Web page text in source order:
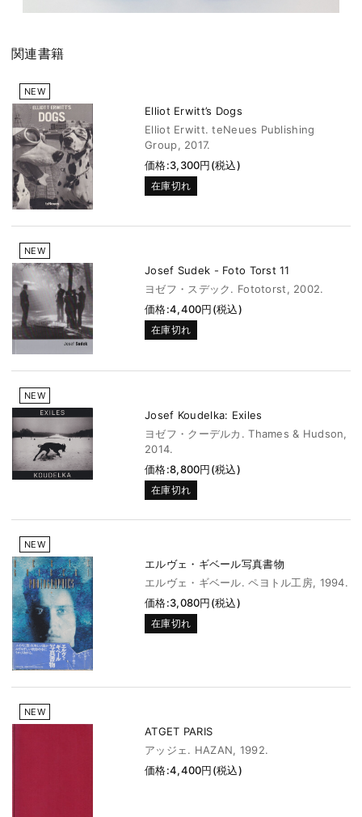
関連書籍
NEW
Elliot Erwitt’s Dogs
Elliot Erwitt. teNeues Publishing
Group, 2017.
価格:3,300円(税込)
在庫切れ
NEW
Josef Sudek - Foto Torst 11
ヨゼフ・スデック. Fototorst, 2002.
価格:4,400円(税込)
在庫切れ
NEW
Josef Koudelka: Exiles
ヨゼフ・クーデルカ. Thames & Hudson,
2014.
価格:8,800円(税込)
在庫切れ
NEW
エルヴェ・ギベール写真書物
エルヴェ・ギベール. ペヨトル工房, 1994.
価格:3,080円(税込)
在庫切れ
NEW
ATGET PARIS
アッジェ. HAZAN, 1992.
価格:4,400円(税込)